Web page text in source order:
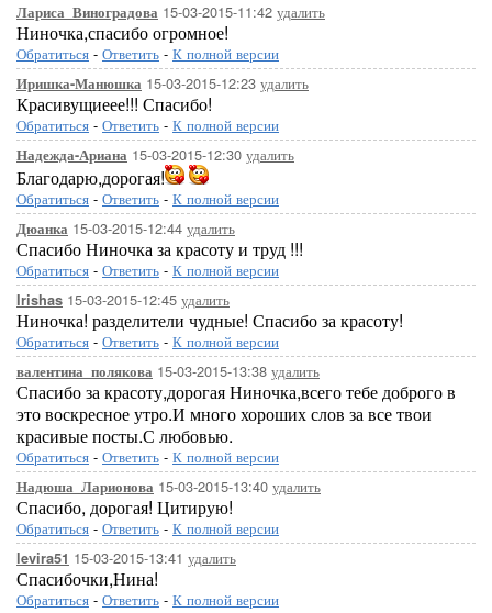
Лариса_Виноградова 15-03-2015-11:42 удалить
Ниночка,спасибо огромное!
Обратиться - Ответить - К полной версии
Иришка-Манюшка 15-03-2015-12:23 удалить
Красивущиеее!!! Спасибо!
Обратиться - Ответить - К полной версии
Надежда-Ариана 15-03-2015-12:30 удалить
Благодарю,дорогая!
Обратиться - Ответить - К полной версии
Дюанка 15-03-2015-12:44 удалить
Спасибо Ниночка за красоту и труд !!!
Обратиться - Ответить - К полной версии
Irishas 15-03-2015-12:45 удалить
Ниночка! разделители чудные! Спасибо за красоту!
Обратиться - Ответить - К полной версии
валентина_полякова 15-03-2015-13:38 удалить
Спасибо за красоту,дорогая Ниночка,всего тебе доброго в
это воскресное утро.И много хороших слов за все твои
красивые посты.С любовью.
Обратиться - Ответить - К полной версии
Надюша_Ларионова 15-03-2015-13:40 удалить
Спасибо, дорогая! Цитирую!
Обратиться - Ответить - К полной версии
levira51 15-03-2015-13:41 удалить
Спасибочки,Нина!
Обратиться - Ответить - К полной версии